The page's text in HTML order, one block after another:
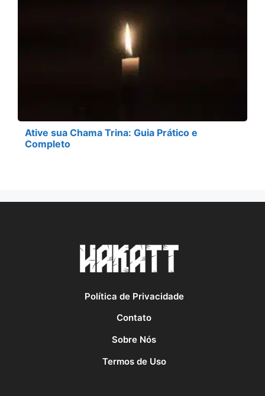
Ative sua Chama Trina: Guia Prático e
Completo
Política de Privacidade
Contato
Sobre Nós
Termos de Uso